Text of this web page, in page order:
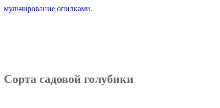
мульчирование опилками.
Сорта садовой голубики